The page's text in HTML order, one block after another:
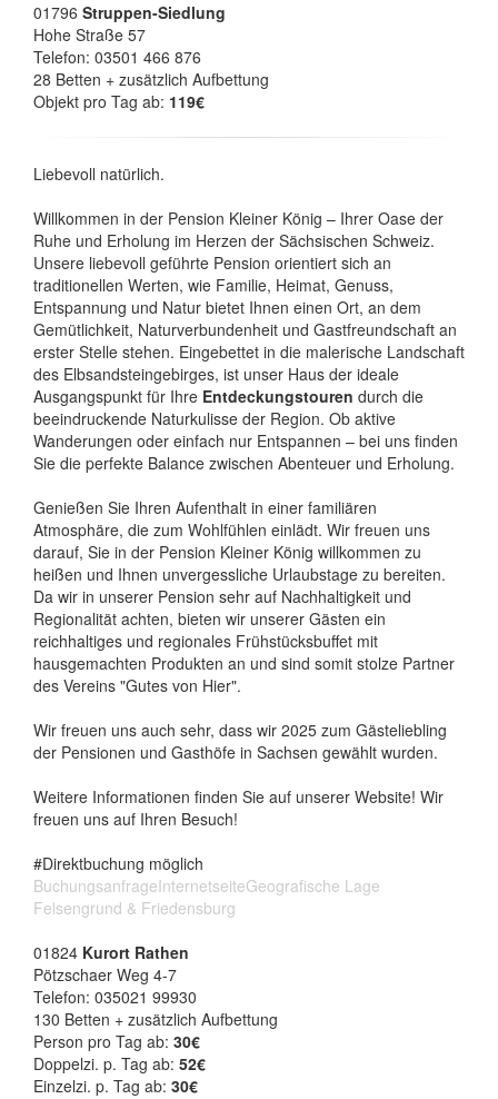
01796 Struppen-Siedlung
Hohe Straße 57
Telefon: 03501 466 876
28 Betten + zusätzlich Aufbettung
Objekt pro Tag ab: 119€
Liebevoll natürlich.
Willkommen in der Pension Kleiner König – Ihrer Oase der
Ruhe und Erholung im Herzen der Sächsischen Schweiz.
Unsere liebevoll geführte Pension orientiert sich an
traditionellen Werten, wie Familie, Heimat, Genuss,
Entspannung und Natur bietet Ihnen einen Ort, an dem
Gemütlichkeit, Naturverbundenheit und Gastfreundschaft an
erster Stelle stehen. Eingebettet in die malerische Landschaft
des Elbsandsteingebirges, ist unser Haus der ideale
Ausgangspunkt für Ihre Entdeckungstouren durch die
beeindruckende Naturkulisse der Region. Ob aktive
Wanderungen oder einfach nur Entspannen – bei uns finden
Sie die perfekte Balance zwischen Abenteuer und Erholung.
Genießen Sie Ihren Aufenthalt in einer familiären
Atmosphäre, die zum Wohlfühlen einlädt. Wir freuen uns
darauf, Sie in der Pension Kleiner König willkommen zu
heißen und Ihnen unvergessliche Urlaubstage zu bereiten.
Da wir in unserer Pension sehr auf Nachhaltigkeit und
Regionalität achten, bieten wir unserer Gästen ein
reichhaltiges und regionales Frühstücksbuffet mit
hausgemachten Produkten an und sind somit stolze Partner
des Vereins "Gutes von Hier".
Wir freuen uns auch sehr, dass wir 2025 zum Gästeliebling
der Pensionen und Gasthöfe in Sachsen gewählt wurden.
Weitere Informationen finden Sie auf unserer Website! Wir
freuen uns auf Ihren Besuch!
#Direktbuchung möglich
BuchungsanfrageInternetseiteGeografische Lage
Felsengrund & Friedensburg
01824 Kurort Rathen
Pötzschaer Weg 4-7
Telefon: 035021 99930
130 Betten + zusätzlich Aufbettung
Person pro Tag ab: 30€
Doppelzi. p. Tag ab: 52€
Einzelzi. p. Tag ab: 30€